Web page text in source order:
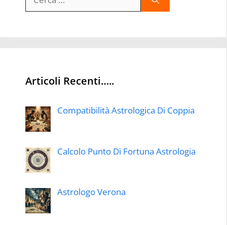
per:
Articoli Recenti…..
Compatibilità Astrologica Di Coppia
Calcolo Punto Di Fortuna Astrologia
Astrologo Verona